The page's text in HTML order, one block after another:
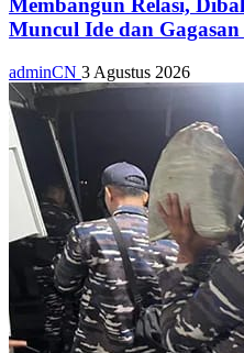
Membangun Relasi,
Muncul Ide dan
adminCN 3 Agustus 2026